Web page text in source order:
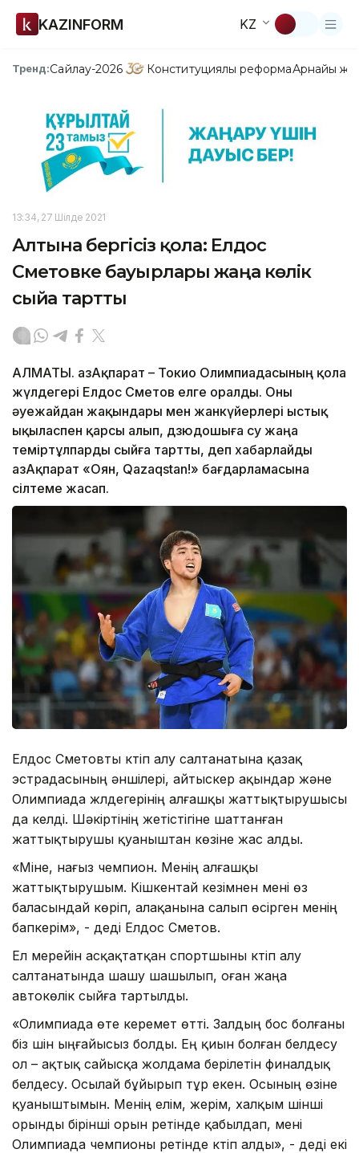
KAZINFORM KZ
Тренд:Сайлау-2026 Конституциялық реформаАрнайы
13:34, 27 Шілде 2021
Алтынға бергісіз қола: Елдос
Сметовке бауырлары жаңа көлік
сыйға тартты
АЛМАТЫ. ҚазАқпарат – Токио Олимпиадасының қола
жүлдегері Елдос Сметов елге оралды. Оны
әуежайдан жақындары мен жанкүйерлері ыстық
ықыласпен қарсы алып, дзюдошыға су жаңа
теміртұлпарды сыйға тартты, деп хабарлайды
ҚазАқпарат «Оян, Qazaqstan!» бағдарламасына
сілтеме жасап.
Елдос Сметовты күтіп алу салтанатына қазақ
эстрадасының әншілері, айтыскер ақындар және
Олимпиада жүлдегерінің алғашқы жаттықтырушысы
да келді. Шәкіртінің жетістігіне шаттанған
жаттықтырушы қуаныштан көзіне жас алды.
«Міне, нағыз чемпион. Менің алғашқы
жаттықтырушым. Кішкентай кезімнен мені өз
баласындай көріп, алақанына салып өсірген менің
бапкерім», - деді Елдос Сметов.
Ел мерейін асқақтатқан спортшыны күтіп алу
салтанатында шашу шашылып, оған жаңа
автокөлік сыйға тартылды.
«Олимпиада өте керемет өтті. Залдың бос болғаны
біз үшін ыңғайысыз болды. Ең қиын болған белдесу
ол – ақтық сайысқа жолдама берілетін финалдық
белдесу. Осылай бұйырып тұр екен. Осының өзіне
қуаныштымын. Менің елім, жерім, халқым үшінші
орынды бірінші орын ретінде қабылдап, мені
Олимпиада чемпионы ретінде күтіп алды», - деді екі